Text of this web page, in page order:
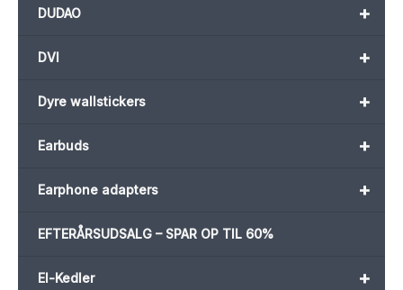
+
DUDAO
+
DVI
+
Dyre wallstickers
+
Earbuds
+
Earphone adapters
EFTERÅRSUDSALG – SPAR OP TIL 60%
+
El-Kedler